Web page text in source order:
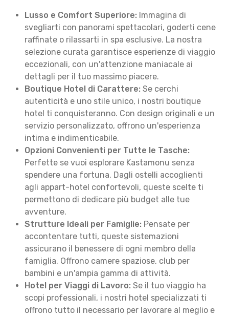
Lusso e Comfort Superiore: Immagina di
svegliarti con panorami spettacolari, goderti cene
raffinate o rilassarti in spa esclusive. La nostra
selezione curata garantisce esperienze di viaggio
eccezionali, con un'attenzione maniacale ai
dettagli per il tuo massimo piacere.
Boutique Hotel di Carattere: Se cerchi
autenticità e uno stile unico, i nostri boutique
hotel ti conquisteranno. Con design originali e un
servizio personalizzato, offrono un'esperienza
intima e indimenticabile.
Opzioni Convenienti per Tutte le Tasche:
Perfette se vuoi esplorare Kastamonu senza
spendere una fortuna. Dagli ostelli accoglienti
agli appart-hotel confortevoli, queste scelte ti
permettono di dedicare più budget alle tue
avventure.
Strutture Ideali per Famiglie: Pensate per
accontentare tutti, queste sistemazioni
assicurano il benessere di ogni membro della
famiglia. Offrono camere spaziose, club per
bambini e un'ampia gamma di attività.
Hotel per Viaggi di Lavoro: Se il tuo viaggio ha
scopi professionali, i nostri hotel specializzati ti
offrono tutto il necessario per lavorare al meglio e